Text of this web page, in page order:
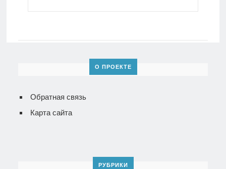
О ПРОЕКТЕ
Обратная связь
Карта сайта
РУБРИКИ